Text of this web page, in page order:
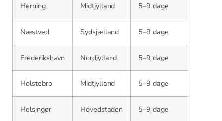
Herning Midtjylland 5–9 dage
Næstved Sydsjælland 5–9 dage
Frederikshavn Nordjylland 5–9 dage
Holstebro Midtjylland 5–9 dage
Helsingør Hovedstaden 5–9 dage